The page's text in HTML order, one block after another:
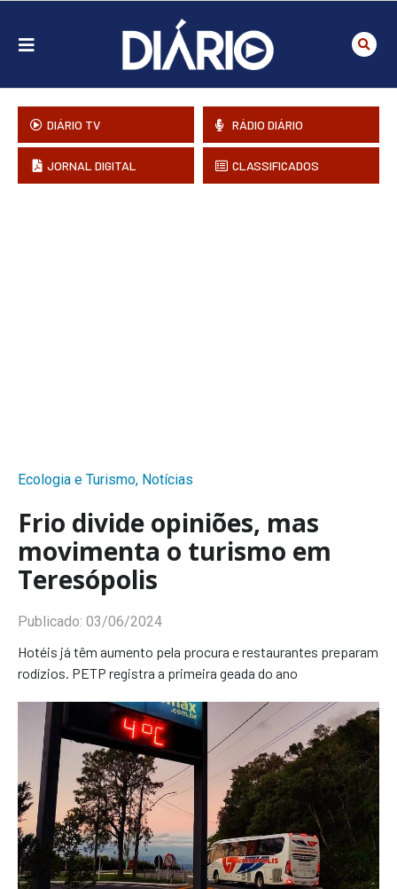
DIÁRIO TV RÁDIO DIÁRIO
JORNAL DIGITAL CLASSIFICADOS
Ecologia e Turismo, Notícias
Frio divide opiniões, mas
movimenta o turismo em
Teresópolis
Publicado: 03/06/2024
Hotéis já têm aumento pela procura e restaurantes preparam
rodízios. PETP registra a primeira geada do ano